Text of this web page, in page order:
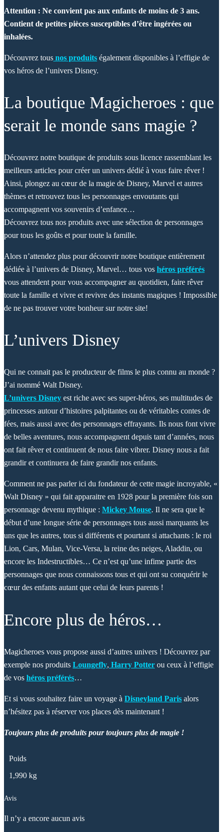
Attention : Ne convient pas aux enfants de moins de 3 ans.
Contient de petites pièces susceptibles d’être ingérées ou
inhalées.
Découvrez tous nos produits également disponibles à l’effigie de
vos héros de l’univers Disney.
La boutique Magicheroes : que
serait le monde sans magie ?
Découvrez notre boutique de produits sous licence rassemblant les
meilleurs articles pour créer un univers dédié à vous faire rêver !
Ainsi, plongez au cœur de la magie de Disney, Marvel et autres
thèmes et retrouvez tous les personnages envoutants qui
accompagnent vos souvenirs d’enfance…
Découvrez tous nos produits avec une sélection de personnages
pour tous les goûts et pour toute la famille.
Alors n’attendez plus pour découvrir notre boutique entièrement
dédiée à l’univers de Disney, Marvel… tous vos héros préférés
vous attendent pour vous accompagner au quotidien, faire rêver
toute la famille et vivre et revivre des instants magiques ! Impossible
de ne pas trouver votre bonheur sur notre site!
L’univers Disney
Qui ne connait pas le producteur de films le plus connu au monde ?
J’ai nommé Walt Disney.
L’univers Disney est riche avec ses super-héros, ses multitudes de
princesses autour d’histoires palpitantes ou de véritables contes de
fées, mais aussi avec des personnages effrayants. Ils nous font vivre
de belles aventures, nous accompagnent depuis tant d’années, nous
ont fait rêver et continuent de nous faire vibrer. Disney nous a fait
grandir et continuera de faire grandir nos enfants.
Comment ne pas parler ici du fondateur de cette magie incroyable, «
Walt Disney » qui fait apparaitre en 1928 pour la première fois son
personnage devenu mythique : Mickey Mouse. Il ne sera que le
début d’une longue série de personnages tous aussi marquants les
uns que les autres, tous si différents et pourtant si attachants : le roi
Lion, Cars, Mulan, Vice-Versa, la reine des neiges, Aladdin, ou
encore les Indestructibles… Ce n’est qu’une infime partie des
personnages que nous connaissons tous et qui ont su conquérir le
cœur des enfants autant que celui de leurs parents !
Encore plus de héros…
Magicheroes vous propose aussi d’autres univers ! Découvrez par
exemple nos produits Loungefly, Harry Potter ou ceux à l’effigie
de vos héros préférés…
Et si vous souhaitez faire un voyage à Disneyland Paris alors
n’hésitez pas à réserver vos places dès maintenant !
Toujours plus de produits pour toujours plus de magie !
Poids
1,990 kg
Avis
Il n’y a encore aucun avis